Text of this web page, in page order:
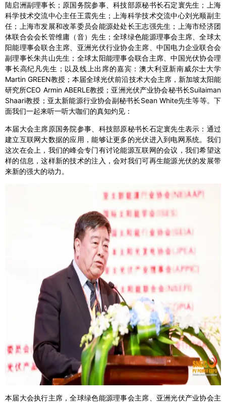
陆启洲副理事长；原国务院参事、科技部原秘书长石定寰先生；上海
科学技术交流中心主任王震先生；上海科学技术交流中心刘光顺副主
任；上海市发展和改革委员会能源处处长王志强先生；上海市经济团
体联合会会长管维庸（音）先生；全球绿色能源理事会主席、全球太
阳能理事会联合主席、亚洲光伏行业协会主席、中国电力企业联合会
副理事长朱共山先生；全球太阳能理事会联合主席、中国光伏协会理
事长高纪凡先生；以及线上出席的嘉宾：澳大利亚新南威尔士大学
Martin GREEN教授；本届全球光伏前沿技术大会主席，新加坡太阳能
研究所CEO Armin ABERLE教授；亚洲光伏产业协会秘书长Suilaiman
Shaari教授；亚太新能源行业协会副秘书长Sean White先生等等。下
面我们一起来听一听大咖们的真知灼见：
本届大会主席原国务院参事、科技部原秘书长石定寰先生表示：通过
建立互联网大数据的应用，能够让更多的光伏进入到电网系统。我们
这次在会上，我们的峰会专门有讨论能源互联网的会议，我们希望这
样的信息，这样新的技术的注入，会对我们可再生能源光伏的发展带
来新的强大的动力。
本届大会执行主席，全球绿色能源理事会主席、亚洲光伏产业协会主